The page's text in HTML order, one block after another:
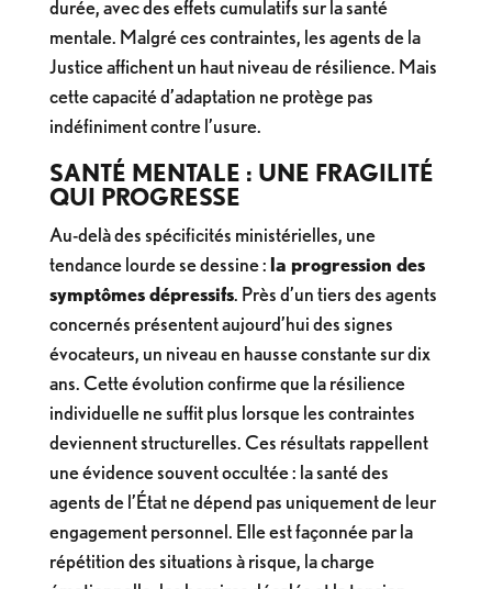
durée, avec des effets cumulatifs sur la santé
mentale. Malgré ces contraintes, les agents de la
Justice affichent un haut niveau de résilience. Mais
cette capacité d’adaptation ne protège pas
indéfiniment contre l’usure.
SANTÉ MENTALE : UNE FRAGILITÉ
QUI PROGRESSE
Au-delà des spécificités ministérielles, une
tendance lourde se dessine :la progression des
symptômes dépressifs. Près d’un tiers des agents
concernés présentent aujourd’hui des signes
évocateurs, un niveau en hausse constante sur dix
ans. Cette évolution confirme que la résilience
individuelle ne suffit plus lorsque les contraintes
deviennent structurelles. Ces résultats rappellent
une évidence souvent occultée : la santé des
agents de l’État ne dépend pas uniquement de leur
engagement personnel. Elle est façonnée par la
répétition des situations à risque, la charge